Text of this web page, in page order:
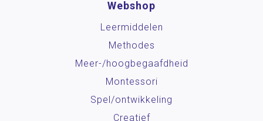
Webshop
Leermiddelen
Methodes
Meer-/hoog­begaafdheid
Montessori
Spel/ontwikkeling
Creatief